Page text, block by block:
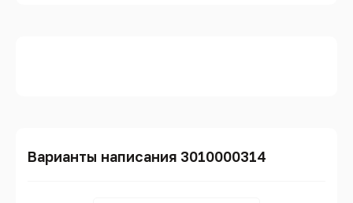
Варианты написания 3010000314